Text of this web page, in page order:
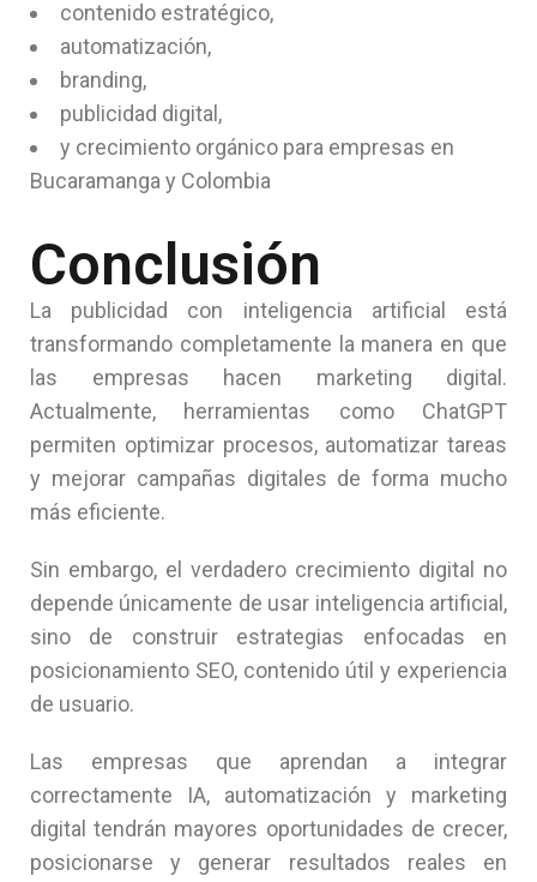
contenido estratégico,
automatización,
branding,
publicidad digital,
y crecimiento orgánico para empresas en
Bucaramanga y Colombia
Conclusión
La publicidad con inteligencia artificial está
transformando completamente la manera en que
las empresas hacen marketing digital.
Actualmente, herramientas como ChatGPT
permiten optimizar procesos, automatizar tareas
y mejorar campañas digitales de forma mucho
más eficiente.
Sin embargo, el verdadero crecimiento digital no
depende únicamente de usar inteligencia artificial,
sino de construir estrategias enfocadas en
posicionamiento SEO, contenido útil y experiencia
de usuario.
Las empresas que aprendan a integrar
correctamente IA, automatización y marketing
digital tendrán mayores oportunidades de crecer,
posicionarse y generar resultados reales en